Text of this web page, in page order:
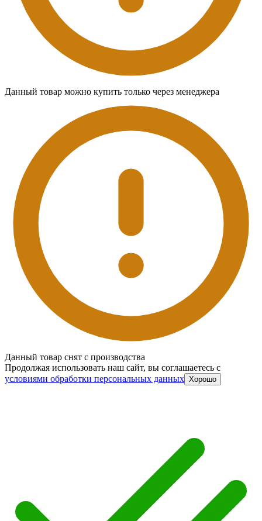
Данный товар можно купить только через менеджера
Данный товар снят с производства
Продолжая использовать наш сайт, вы соглашаетесь c
условиями обработки персональных данных Хорошо